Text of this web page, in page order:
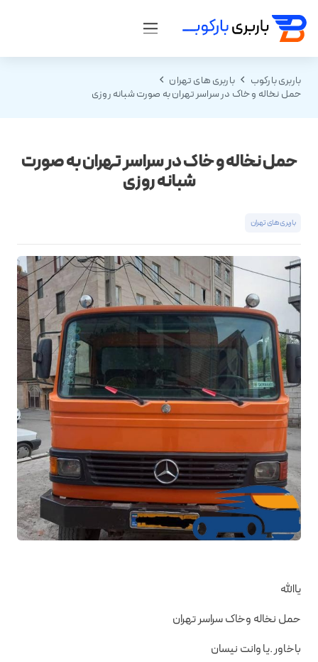
باربری بارکوب
باربری های تهران
حمل نخاله و خاک در سراسر تهران به صورت شبانه روزی
حمل نخاله و خاک در سراسر تهران به صورت
شبانه روزی
باربری های تهران
یاالله
حمل نخاله وخاک سراسر تهران
باخاور .یا وانت نیسان